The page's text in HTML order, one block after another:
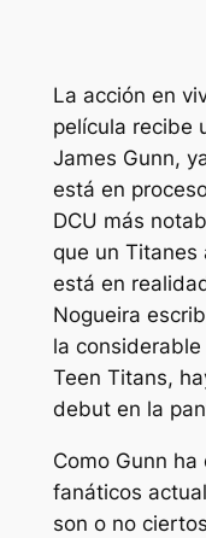
La acción en
película recibe
James Gunn,
está en
DCU más
que un Titanes
está en
Nogueira
la
Teen Titans,
debut en la
Como Gunn
fanáticos
son o no